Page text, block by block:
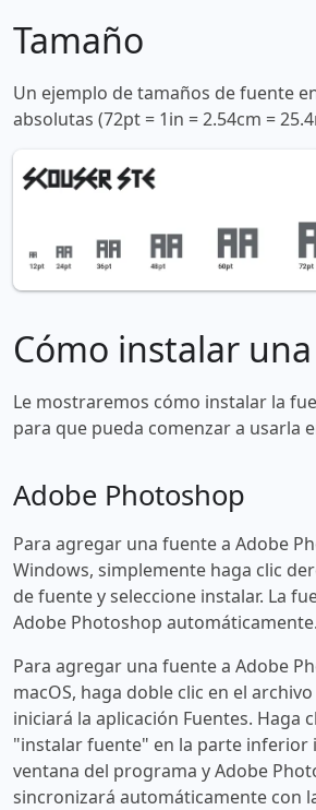
Tamaño
Un ejemplo de tamaños de fuente
absolutas (72pt = 1in = 2.54cm =
Cómo instalar
Le mostraremos cómo instalar la
para que pueda comenzar a usarla
Adobe Photoshop
Para agregar una fuente a Adobe
Windows, simplemente haga clic
de fuente y seleccione instalar. La
Adobe Photoshop automáticamente.
Para agregar una fuente a Adobe
macOS, haga doble clic en el
iniciará la aplicación Fuentes. Haga
"instalar fuente" en la parte inferior
ventana del programa y Adobe
sincronizará automáticamente con